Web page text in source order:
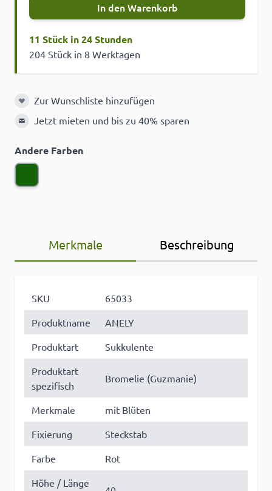
In den Warenkorb
11 Stück in 24 Stunden
204 Stück in 8 Werktagen
Zur Wunschliste hinzufügen
Zur Wunschliste hinzufügen
Jetzt mieten und bis zu 40% sparen
Andere Farben
Merkmale Beschreibung
SKU
65033
Produktname
ANELY
Produktart
Sukkulente
Produktart
spezifisch
Bromelie (Guzmanie)
Merkmale
mit Blüten
Fixierung
Steckstab
Farbe
Rot
Höhe / Länge